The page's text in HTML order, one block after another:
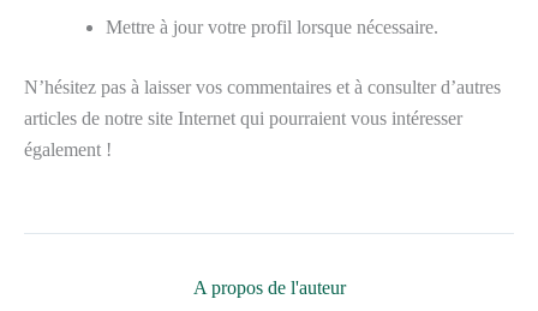
Mettre à jour votre profil lorsque nécessaire.
N’hésitez pas à laisser vos commentaires et à consulter d’autres
articles de notre site Internet qui pourraient vous intéresser
également !
A propos de l'auteur